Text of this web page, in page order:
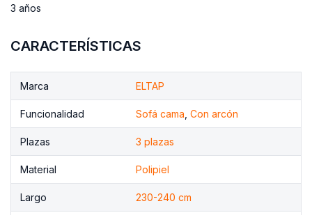
3 años
CARACTERÍSTICAS
Marca ELTAP
Funcionalidad Sofá cama Con arcón
Plazas 3 plazas
Material Polipiel
Largo 230-240 cm